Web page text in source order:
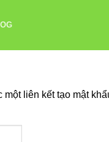
liên kết tạo mật